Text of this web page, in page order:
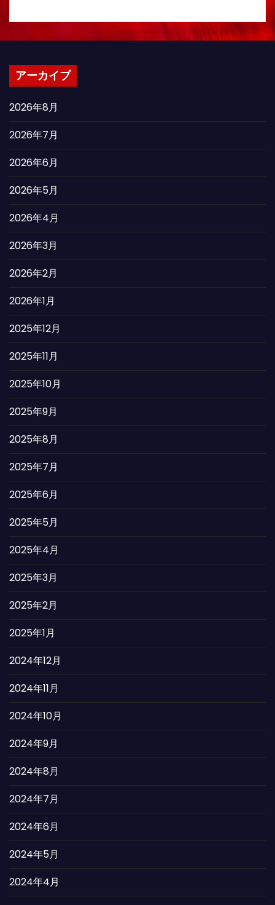
アーカイブ
2026年8月
2026年7月
2026年6月
2026年5月
2026年4月
2026年3月
2026年2月
2026年1月
2025年12月
2025年11月
2025年10月
2025年9月
2025年8月
2025年7月
2025年6月
2025年5月
2025年4月
2025年3月
2025年2月
2025年1月
2024年12月
2024年11月
2024年10月
2024年9月
2024年8月
2024年7月
2024年6月
2024年5月
2024年4月